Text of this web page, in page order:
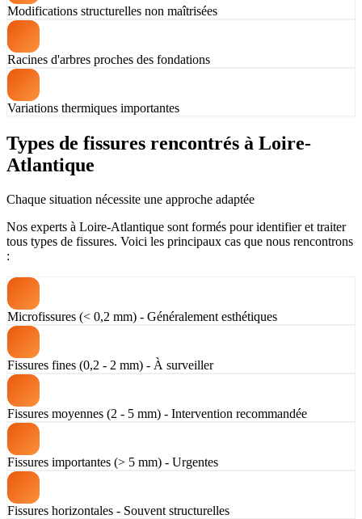
Modifications structurelles non maîtrisées
Racines d'arbres proches des fondations
Variations thermiques importantes
Types de fissures rencontrés à Loire-
Atlantique
Chaque situation nécessite une approche adaptée
Nos experts à Loire-Atlantique sont formés pour identifier et traiter
tous types de fissures. Voici les principaux cas que nous rencontrons
:
Microfissures (< 0,2 mm) - Généralement esthétiques
Fissures fines (0,2 - 2 mm) - À surveiller
Fissures moyennes (2 - 5 mm) - Intervention recommandée
Fissures importantes (> 5 mm) - Urgentes
Fissures horizontales - Souvent structurelles